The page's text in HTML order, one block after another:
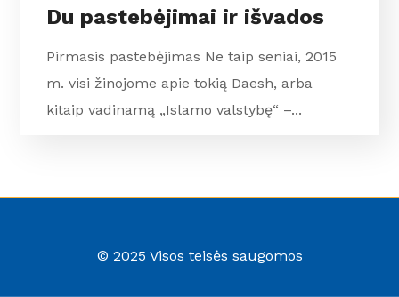
Du pastebėjimai ir išvados
Pirmasis pastebėjimas Ne taip seniai, 2015
m. visi žinojome apie tokią Daesh, arba
kitaip vadinamą „Islamo valstybę“ –...
© 2025 Visos teisės saugomos